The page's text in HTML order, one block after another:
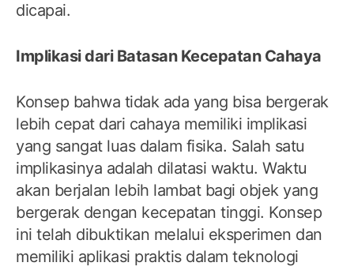
dicapai.
Implikasi dari Batasan Kecepatan Cahaya
Konsep bahwa tidak ada yang bisa bergerak
lebih cepat dari cahaya memiliki implikasi
yang sangat luas dalam fisika. Salah satu
implikasinya adalah dilatasi waktu. Waktu
akan berjalan lebih lambat bagi objek yang
bergerak dengan kecepatan tinggi. Konsep
ini telah dibuktikan melalui eksperimen dan
memiliki aplikasi praktis dalam teknologi